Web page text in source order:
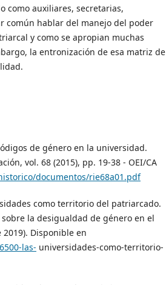
como auxiliares, secretarias,
común hablar del manejo del poder
y como se apropian muchas
la entronización de esa matriz de
de género en la universidad.
vol. 68 (2015), pp. 19-38 - OEI/CA
documentos/rie68a01.pdf
como territorio del patriarcado.
la desigualdad de género en el
Disponible en
las- universidades-como-territorio-